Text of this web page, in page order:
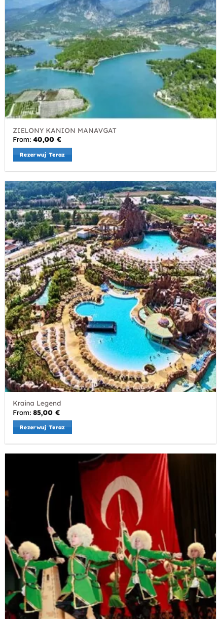
ZIELONY KANION MANAVGAT
From:40,00€
Rezerwuj Teraz
Kraina Legend
From:85,00€
Rezerwuj Teraz